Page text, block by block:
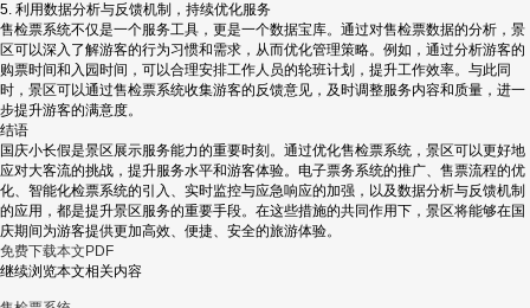
5. 利用数据分析与反馈机制，持续优化服务
售检票系统不仅是一个服务工具，更是一个数据宝库。通过对售检票数据的分析，景
区可以深入了解游客的行为习惯和需求，从而优化管理策略。例如，通过分析游客的
购票时间和入园时间，可以合理安排工作人员的轮班计划，提升工作效率。与此同
时，景区可以通过售检票系统收集游客的反馈意见，及时调整服务内容和质量，进一
步提升游客的满意度。
结语
国庆小长假是景区展示服务能力的重要时刻。通过优化售检票系统，景区可以更好地
应对大客流的挑战，提升服务水平和游客体验。电子票务系统的推广、售票流程的优
化、智能化检票系统的引入、实时监控与应急响应的加强，以及数据分析与反馈机制
的应用，都是提升景区服务的重要手段。在这些措施的共同作用下，景区将能够在国
庆期间为游客提供更加高效、便捷、安全的旅游体验。
免费下载本文PDF
继续浏览本文相关内容